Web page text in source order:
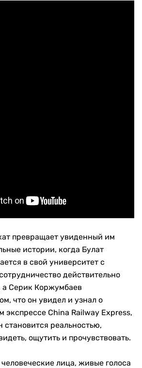
превращает увиденный им
истории, когда Булат
в свой университет с
действительно
а Серик Коржумбаев
что он увидел и узнал о
China Railway Express,
становится реальностью,
ощутить и прочувствовать.
человеческие лица, живые голоса